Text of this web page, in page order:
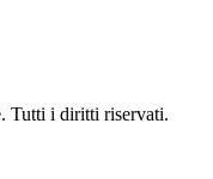
. Tutti i diritti riservati.